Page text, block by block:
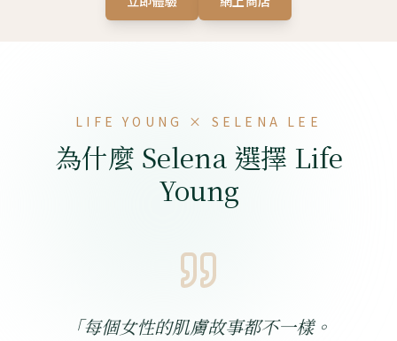
LIFE YOUNG × SELENA LEE
為什麼 Selena 選擇 Life
Young
「每個女性的肌膚故事都不一樣。